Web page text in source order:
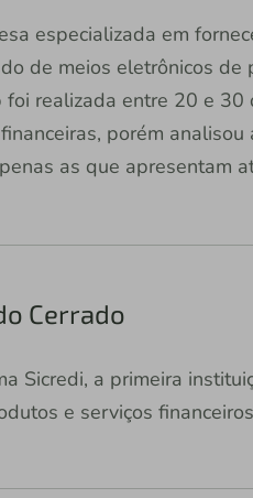
especializada em
de meios eletrônicos
realizada entre 20 e 30
porém
as que apresentam
Cerrado
Sicredi, a primeira
e serviços